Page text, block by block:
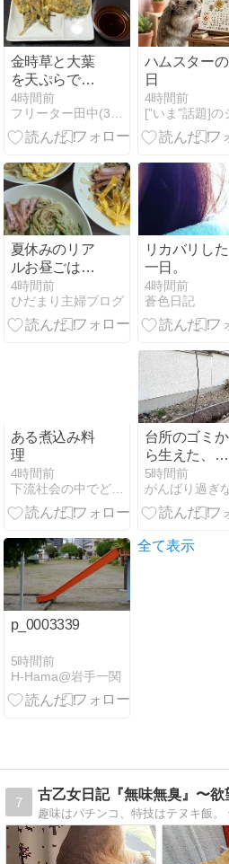
金時草と大葉
を天ぷらで食
べ比べ！団子
粉で作った団
子も揚げてみ
4時間前
フリーター田中(30)の子供部屋
ハムスターの
日
4時間前
夏休みのリア
ルお昼ごはん
日記
4時間前
ひだまり主婦ブログ
リカバリした
一日。
4時間前
蒼色日記
ある煮込み料
理
4時間前
下流社会の中でどう生き抜くのか
台所のゴミか
ら生えた、カ
ボチャ収穫！
5時間前
p_0003339
5時間前
H-Hama@岩手一関
全て表示
7
古乙女日記『無味無臭』〜